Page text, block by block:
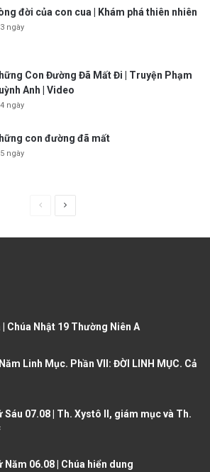
đời của con cua | Khám phá thiên nhiên
3 ngày
Con Đường Đã Mất Đi | Truyện Phạm
Anh | Video
4 ngày
con đường đã mất
5 ngày
u
g
Chúa Nhật 19 Thường Niên A
Linh Mục. Phần VII: ĐỜI LINH MỤC. Cả
Sáu 07.08 | Th. Xystô II, giám mục và Th.
Năm 06.08 | Chúa hiển dung